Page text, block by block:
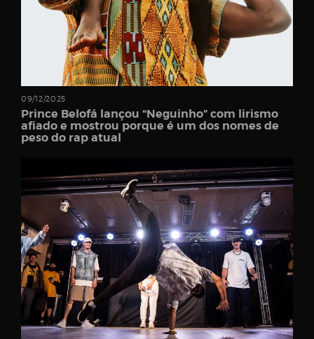
Register
Password
Email
09/12/2025
Prince Belofá lançou “Neguinho” com lirismo
afiado e mostrou porque é um dos nomes de
peso do rap atual